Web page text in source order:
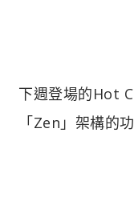
下週登場的Hot
「Zen」架構的